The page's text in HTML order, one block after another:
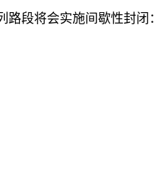
段将会实施间歇性封闭：